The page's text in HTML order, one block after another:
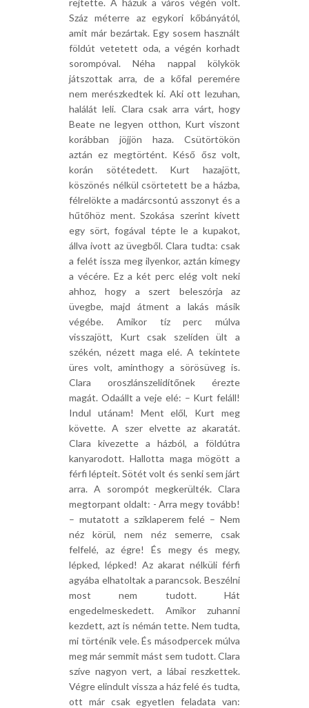
rejtette. A házuk a város végén volt.
Száz méterre az egykori kőbányától,
amit már bezártak. Egy sosem használt
földút vetetett oda, a végén korhadt
sorompóval. Néha nappal kölykök
játszottak arra, de a kőfal peremére
nem merészkedtek ki. Aki ott lezuhan,
halálát leli. Clara csak arra várt, hogy
Beate ne legyen otthon, Kurt viszont
korábban jöjjön haza. Csütörtökön
aztán ez megtörtént. Késő ősz volt,
korán sötétedett. Kurt hazajött,
köszönés nélkül csörtetett be a házba,
félrelökte a madárcsontú asszonyt és a
hűtőhöz ment. Szokása szerint kivett
egy sört, fogával tépte le a kupakot,
állva ivott az üvegből. Clara tudta: csak
a felét issza meg ilyenkor, aztán kimegy
a vécére. Ez a két perc elég volt neki
ahhoz, hogy a szert beleszórja az
üvegbe, majd átment a lakás másik
végébe. Amikor tíz perc múlva
visszajött, Kurt csak szelíden ült a
székén, nézett maga elé. A tekintete
üres volt, aminthogy a sörösüveg is.
Clara oroszlánszelidítőnek érezte
magát. Odaállt a veje elé: – Kurt feláll!
Indul utánam! Ment elől, Kurt meg
követte. A szer elvette az akaratát.
Clara kivezette a házból, a földútra
kanyarodott. Hallotta maga mögött a
férfi lépteit. Sötét volt és senki sem járt
arra. A sorompót megkerülték. Clara
megtorpant oldalt: - Arra megy tovább!
– mutatott a sziklaperem felé – Nem
néz körül, nem néz semerre, csak
felfelé, az égre! És megy és megy,
lépked, lépked! Az akarat nélküli férfi
agyába elhatoltak a parancsok. Beszélni
most nem tudott. Hát
engedelmeskedett. Amikor zuhanni
kezdett, azt is némán tette. Nem tudta,
mi történik vele. És másodpercek múlva
meg már semmit mást sem tudott. Clara
szíve nagyon vert, a lábai reszkettek.
Végre elindult vissza a ház felé és tudta,
ott már csak egyetlen feladata van: